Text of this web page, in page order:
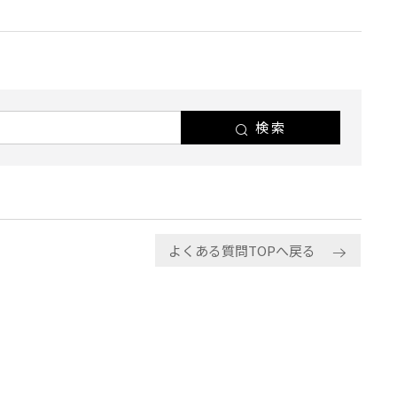
検索
よくある質問TOPへ戻る